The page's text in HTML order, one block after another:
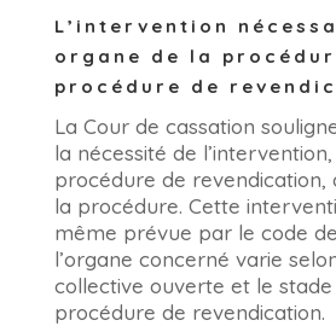
L’intervention
organe de la
procédure de
La Cour de cassation
la nécessité de
procédure de revendication,
la procédure. Cette
même prévue par le code
l’organe concerné varie
collective ouverte et le stade
procédure de revendication.